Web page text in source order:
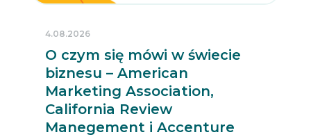
O czym się mówi w świecie
biznesu – American
Marketing Association,
California Review
Manegement i Accenture
4.08.2026